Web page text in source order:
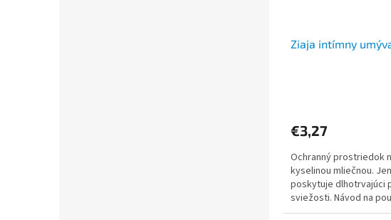
Ziaja intímny
€3,27
Ochranný prostriedok
kyselinou mliečnou.
poskytuje dlhotrvajúci
sviežosti. Návod na
použite malé